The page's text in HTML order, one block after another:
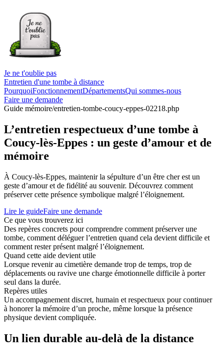
Je ne t'oublie pas
Entretien d'une tombe à distance
PourquoiFonctionnementDépartementsQui sommes-nous
Faire une demande
Guide mémoire/entretien-tombe-coucy-eppes-02218.php
L’entretien respectueux d’une tombe à
Coucy-lès-Eppes : un geste d’amour et de
mémoire
À Coucy-lès-Eppes, maintenir la sépulture d’un être cher est un
geste d’amour et de fidélité au souvenir. Découvrez comment
préserver cette présence symbolique malgré l’éloignement.
Lire le guideFaire une demande
Ce que vous trouverez ici
Des repères concrets pour comprendre comment préserver une
tombe, comment déléguer l’entretien quand cela devient difficile et
comment rester présent malgré l’éloignement.
Quand cette aide devient utile
Lorsque revenir au cimetière demande trop de temps, trop de
déplacements ou ravive une charge émotionnelle difficile à porter
seul dans la durée.
Repères utiles
Un accompagnement discret, humain et respectueux pour continuer
à honorer la mémoire d’un proche, même lorsque la présence
physique devient compliquée.
Un lien durable au-delà de la distance